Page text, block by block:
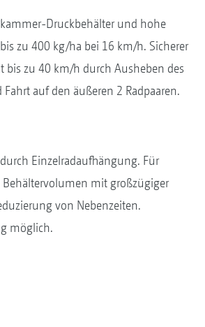
Druckbehälter und hohe
zu 400 kg/ha bei 16 km/h. Sicherer
bis zu 40 km/h durch Ausheben des
auf den äußeren 2 Radpaaren.
Einzelradaufhängung. Für
Behältervolumen mit großzügiger
von Nebenzeiten.
möglich.